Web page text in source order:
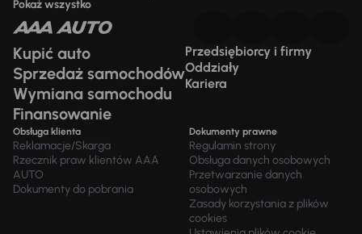
Pokaż wszystko
Kupić auto
Sprzedaż samochodów
Wymiana samochodu
Finansowanie
Przedsiębiorcy i firmy
Oddziały
Kariera
Obsługa klienta
Reklamacje/Skarga
Rzecznik praw klientów AAA
AUTO
Dokumenty do pobrania
Dokumenty prawne
Regulamin strony
Obsługa danych osobowych
Przetwarzanie danych
osobowych
Zasady korzystania z plików
cookies